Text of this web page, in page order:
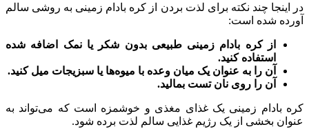
در اینجا چند نکته برای لذت بردن از کره بادام زمینی به روشی سالم
آورده شده است:
از کره بادام زمینی طبیعی بدون شکر یا نمک اضافه شده
استفاده کنید.
آن را به عنوان یک میان وعده با میوه‌ها یا سبزیجات میل کنید.
آن را روی نان تست بمالید.
کره بادام زمینی یک غذای مغذی و خوشمزه است که می‌تواند به
عنوان بخشی از یک رژیم غذایی سالم لذت برده شود.